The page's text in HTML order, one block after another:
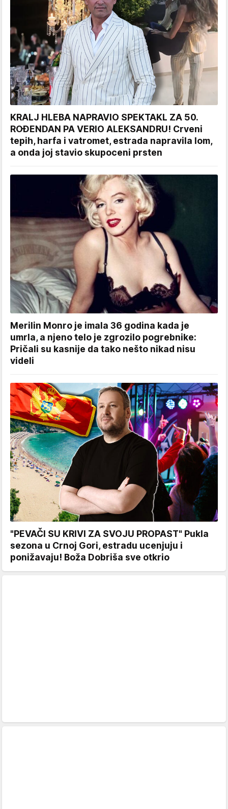
KRALJ HLEBA NAPRAVIO SPEKTAKL ZA 50.
ROĐENDAN PA VERIO ALEKSANDRU! Crveni
tepih, harfa i vatromet, estrada napravila lom,
a onda joj stavio skupoceni prsten
Merilin Monro je imala 36 godina kada je
umrla, a njeno telo je zgrozilo pogrebnike:
Pričali su kasnije da tako nešto nikad nisu
videli
"PEVAČI SU KRIVI ZA SVOJU PROPAST" Pukla
sezona u Crnoj Gori, estradu ucenjuju i
ponižavaju! Boža Dobriša sve otkrio